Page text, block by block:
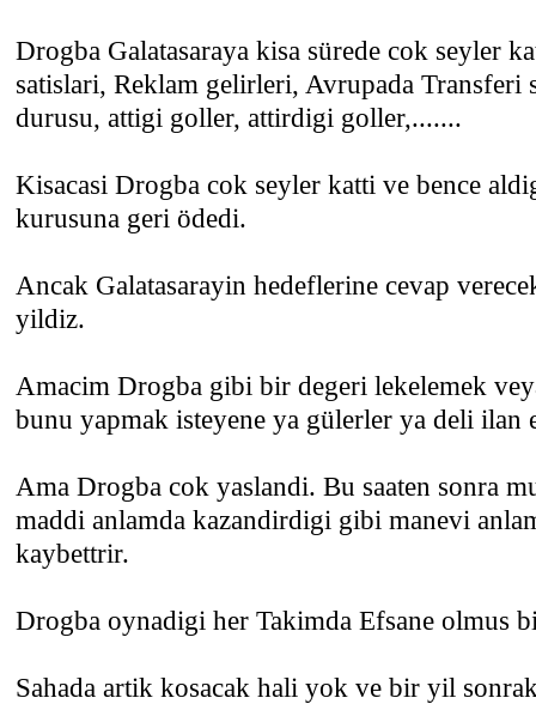
Drogba Galatasaraya kisa sürede cok seyler
satislari, Reklam gelirleri, Avrupada Transferi
durusu, attigi goller, attirdigi goller,.......
Kisacasi Drogba cok seyler katti ve bence
kurusuna geri ödedi.
Ancak Galatasarayin hedeflerine cevap
yildiz.
Amacim Drogba gibi bir degeri lekelemek
bunu yapmak isteyene ya gülerler ya deli ilan
Ama Drogba cok yaslandi. Bu saaten sonra
maddi anlamda kazandirdigi gibi manevi
kaybettrir.
Drogba oynadigi her Takimda Efsane olmus
Sahada artik kosacak hali yok ve bir yil